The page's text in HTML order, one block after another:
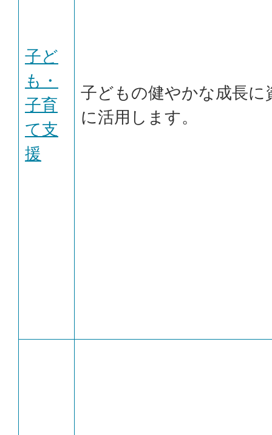
子ど
も・
子育
て支
援
子どもの健やかな成長に
に活用します。